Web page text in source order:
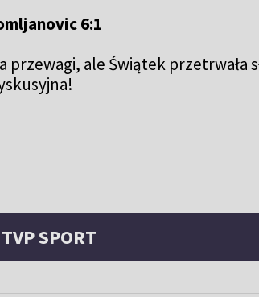
6:1
przewagi, ale Świątek
TVP SPORT